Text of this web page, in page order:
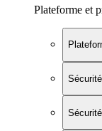
Plateforme et